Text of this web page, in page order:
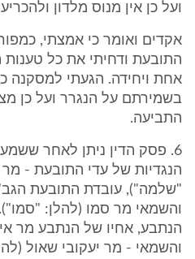
ועל כן אין מנוס מלדון
אקדים ואומר כי אמצתי,
התובעת ודחיתי את כל
אחת ויחידה. הגעתי למסקנה
בשמירתם על הנגרר ועל כן
התביעה.
6. פסק הדין ניתן לאחר
הנגדיות של עדי התובעת -
"שלמה"), עובדת התובעת
והשמאי מר סמו (להלן:
הנתבע, אחיו של הנתבע מר
והשמאי - מר יעקובי שאול